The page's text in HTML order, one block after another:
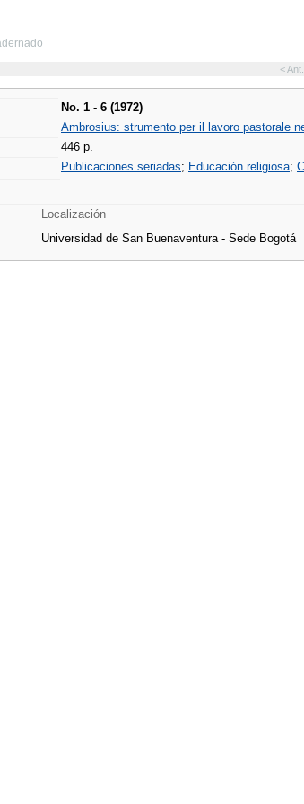
< Ant.
No. 1 - 6 (1972)
Ambrosius: strumento per il lavoro pastorale
446 p.
Publicaciones seriadas; Educación religiosa;
Localización
Universidad de San Buenaventura - Sede Bogotá